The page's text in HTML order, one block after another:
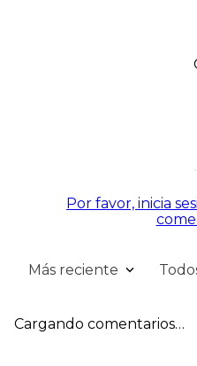
Por favor, inicia
Más reciente
Cargando comentarios…